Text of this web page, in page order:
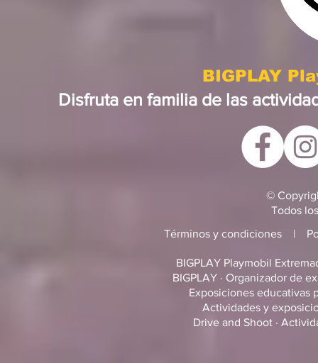
BIGPLAY
Disfruta en familia de las
©
Todos
Términos y condiciones|
BIGPLAY Playmobil
BIGPLAY · Organizador de
Exposiciones educativas
Actividades y
Drive and Shoot ·